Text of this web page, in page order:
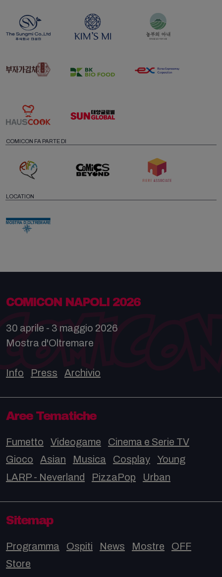
COMICON FA PARTE DI
LOCATION
COMICON NAPOLI 2026
30 aprile - 3 maggio 2026
Mostra d'Oltremare
Info Press Archivio
Aree Tematiche
Fumetto Videogame
Cinema e Serie TV
Gioco
Asian Musica Cosplay
Young
LARP - Neverland
PizzaPop Urban
Sitemap
Programma Ospiti News Mostre
OFF
Store